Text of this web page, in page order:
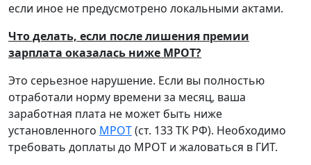
если иное не предусмотрено локальными актами.
Что делать, если после лишения премии
зарплата оказалась ниже МРОТ?
Это серьезное нарушение. Если вы полностью
отработали норму времени за месяц, ваша
заработная плата не может быть ниже
установленного МРОТ(ст. 133 ТК РФ). Необходимо
требовать доплаты до МРОТ и жаловаться в ГИТ.